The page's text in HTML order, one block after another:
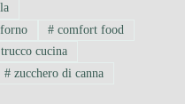
# comfort food
trucco cucina
# zucchero di canna